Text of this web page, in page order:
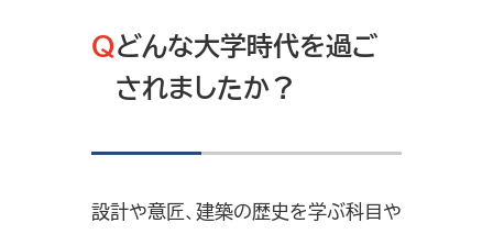
Qどんな大学時代を過ご
されましたか？
設計や意匠、建築の歴史を学ぶ科目や